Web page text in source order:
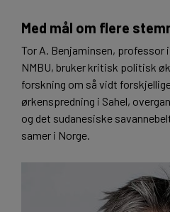
Med mål om flere
Tor A. Benjaminsen, professor
NMBU, bruker kritisk politisk
forskning om så vidt
ørkenspredning i Sahel,
og det sudanesiske
samer i Norge.